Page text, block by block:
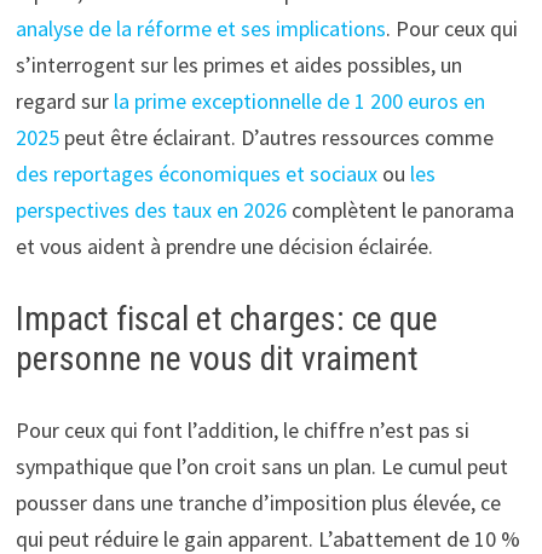
analyse de la réforme et ses implications. Pour ceux qui
s’interrogent sur les primes et aides possibles, un
regard sur la prime exceptionnelle de 1 200 euros en
2025peut être éclairant. D’autres ressources comme
des reportages économiques et sociauxou les
perspectives des taux en 2026complètent le panorama
et vous aident à prendre une décision éclairée.
Impact fiscal et charges: ce que
personne ne vous dit vraiment
Pour ceux qui font l’addition, le chiffre n’est pas si
sympathique que l’on croit sans un plan. Le cumul peut
pousser dans une tranche d’imposition plus élevée, ce
qui peut réduire le gain apparent. L’abattement de 10 %